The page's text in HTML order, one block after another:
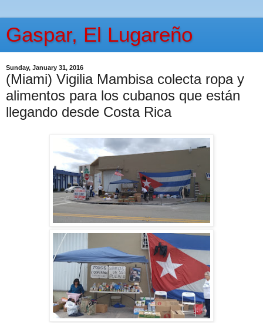
Gaspar, El Lugareño
Sunday, January 31, 2016
(Miami) Vigilia Mambisa colecta ropa y
alimentos para los cubanos que están
llegando desde Costa Rica